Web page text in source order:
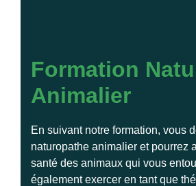
Formation
Animalier
En suivant notre formation, vous
naturopathe animalier et pourrez
santé des animaux qui vous
également exercer en tant que